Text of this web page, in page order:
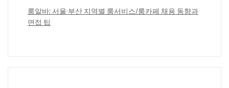
룸알바: 서울·부산 지역별 룸서비스/룸카페 채용 동향과
면접 팁